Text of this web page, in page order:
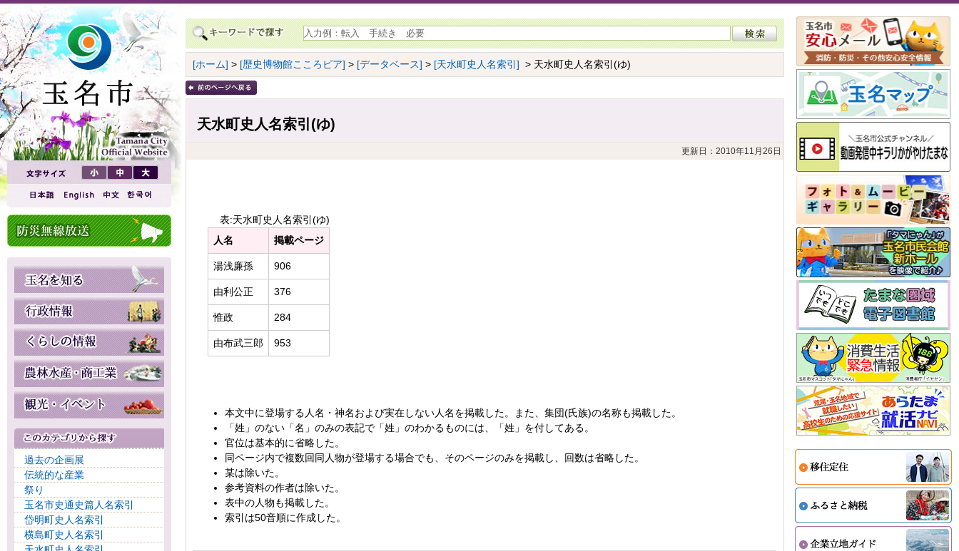
過去の企画展
伝統的な産業
祭り
玉名市史通史篇人名索引
岱明町史人名索引
横島町史人名索引
[ホーム] > [歴史博物館こころピア] > [データベース] > [天水町史人名索引] > 天水町史人名索引(ゆ)
天水町史人名索引(ゆ)
更新日：2010年11月26日
表:天水町史人名索引(ゆ)
人名
掲載ページ
湯浅廉孫 906
由利公正 376
惟政 284
由布武三郎 953
本文中に登場する人名・神名および実在しない人名を掲載した。また、集団(氏族)の名称も掲載した。
「姓」のない「名」のみの表記で「姓」のわかるものには、「姓」を付してある。
官位は基本的に省略した。
同ページ内で複数回同人物が登場する場合でも、そのページのみを掲載し、回数は省略した。
某は除いた。
参考資料の作者は除いた。
表中の人物も掲載した。
索引は50音順に作成した。